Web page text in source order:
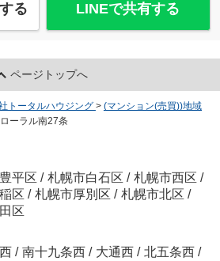
る LINEで共有する
ページトップへ
トータルハウジング > (マンション(売買))地域
ーラル南27条
平区 / 札幌市白石区 / 札幌市西区 /
区 / 札幌市厚別区 / 札幌市北区 /
区
/ 南十九条西 / 大通西 / 北五条西 /